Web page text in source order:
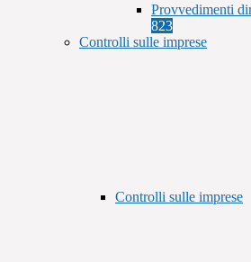
Provvedimenti
823
Controlli sulle imprese
Controlli sulle imprese